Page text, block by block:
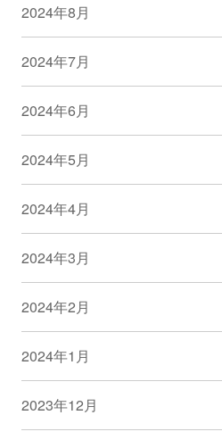
2024年8月
2024年7月
2024年6月
2024年5月
2024年4月
2024年3月
2024年2月
2024年1月
2023年12月